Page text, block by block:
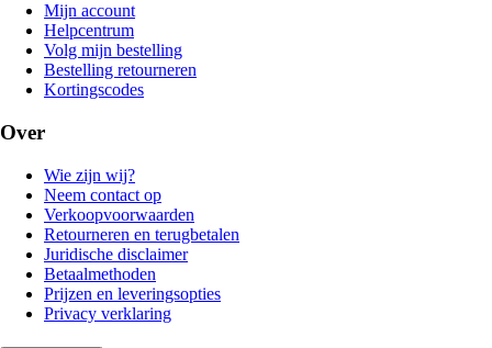
Mijn account
Helpcentrum
Volg mijn bestelling
Bestelling retourneren
Kortingscodes
Over
Wie zijn wij?
Neem contact op
Verkoopvoorwaarden
Retourneren en terugbetalen
Juridische disclaimer
Betaalmethoden
Prijzen en leveringsopties
Privacy verklaring